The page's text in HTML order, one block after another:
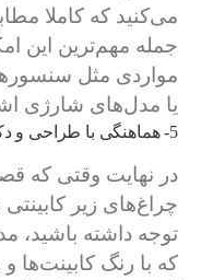
می‌کنید که کاملا
جمله مهم‌ترین این
مواردی مثل
یا مدل‌های شارژی
5- هماهنگی با طراحی و دکوراسیون داخلی
در نهایت وقتی که
چراغ‌های زیر
توجه داشته باشید،
که با رنگ